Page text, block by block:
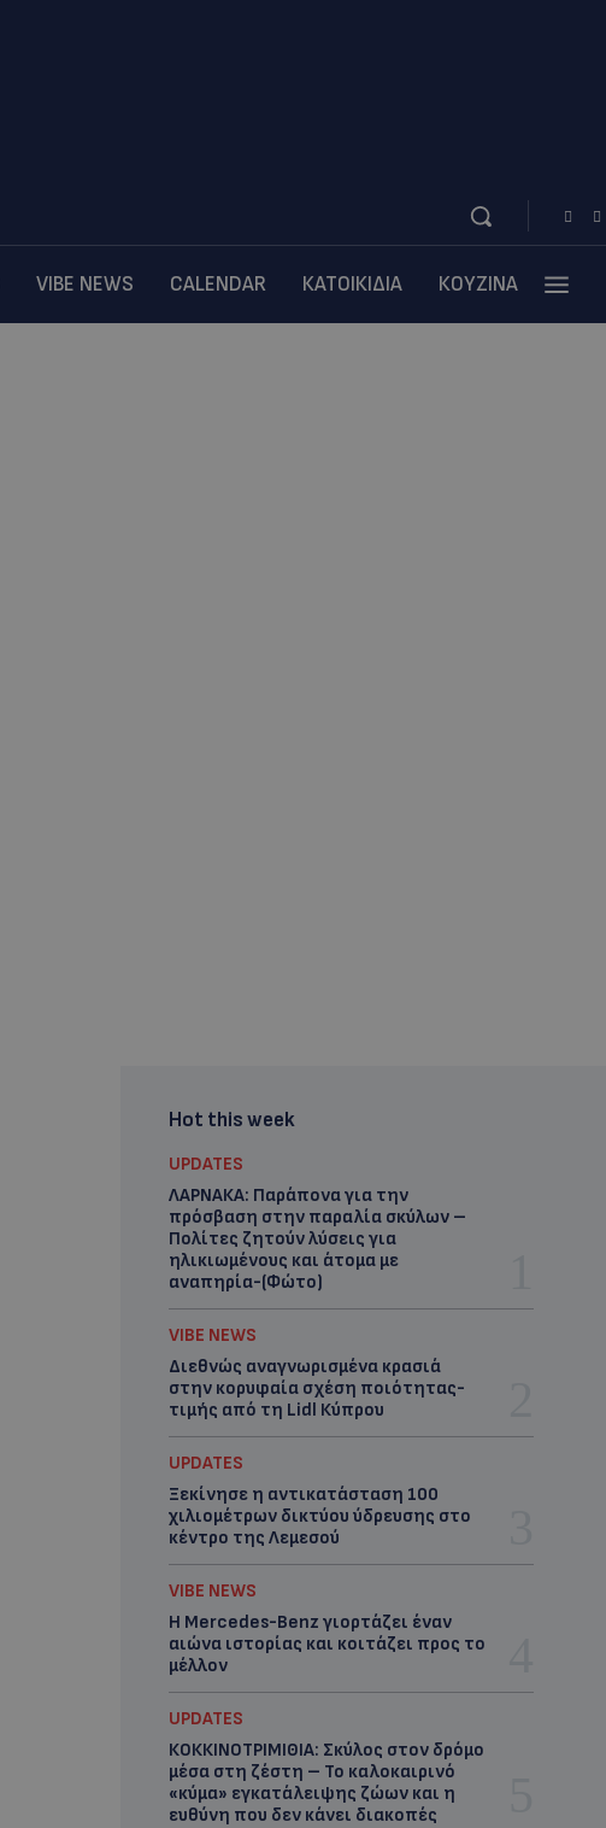
VIBE NEWS CALENDAR ΚΑΤΟΙΚΙΔΙΑ ΚΟΥΖΙΝΑ
Hot this week
UPDATES
ΛΑΡΝΑΚΑ: Παράπονα για την
πρόσβαση στην παραλία σκύλων –
Πολίτες ζητούν λύσεις για
ηλικιωμένους και άτομα με
αναπηρία-(Φώτο)
VIBE NEWS
Διεθνώς αναγνωρισμένα κρασιά
στην κορυφαία σχέση ποιότητας-
τιμής από τη Lidl Κύπρου
UPDATES
Ξεκίνησε η αντικατάσταση 100
χιλιομέτρων δικτύου ύδρευσης στο
κέντρο της Λεμεσού
VIBE NEWS
Η Mercedes-Benz γιορτάζει έναν
αιώνα ιστορίας και κοιτάζει προς το
μέλλον
UPDATES
ΚΟΚΚΙΝΟΤΡΙΜΙΘΙΑ: Σκύλος στον δρόμο
μέσα στη ζέστη – Το καλοκαιρινό
«κύμα» εγκατάλειψης ζώων και η
ευθύνη που δεν κάνει διακοπές